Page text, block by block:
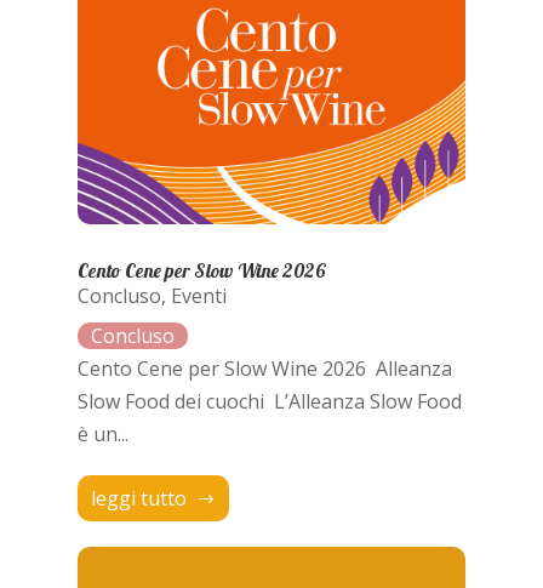
Cento Cene per Slow Wine 2026
Concluso, Eventi
Cento Cene per Slow Wine 2026 Alleanza
Slow Food dei cuochi L’Alleanza Slow Food
è un...
leggi tutto